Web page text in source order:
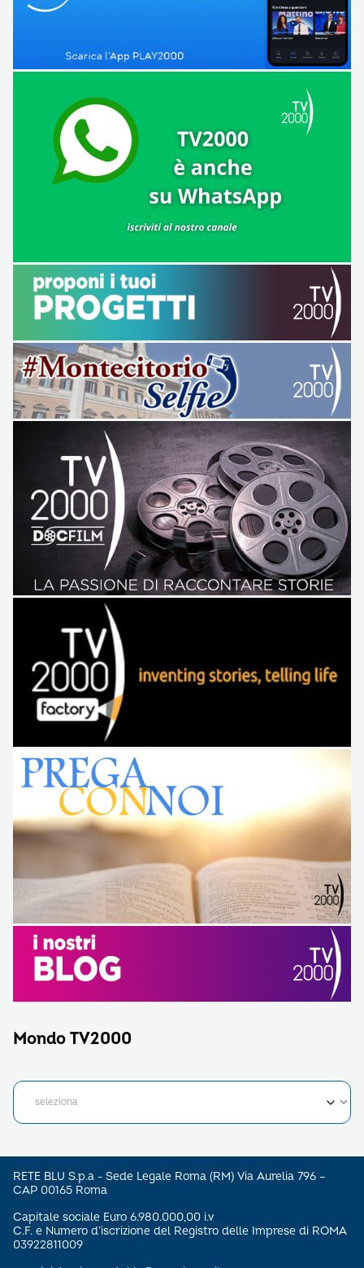
Mondo TV2000
RETE BLU S.p.a - Sede Legale Roma (RM) Via Aurelia 796 –
CAP 00165 Roma
Capitale sociale Euro 6.980.000,00 i.v
C.F. e Numero d’iscrizione del Registro delle Imprese di ROMA
03922811009